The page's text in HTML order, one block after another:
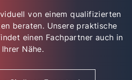
von einem qualifizierten
beraten. Unsere praktische
einen Fachpartner auch in
Ihrer Nähe.